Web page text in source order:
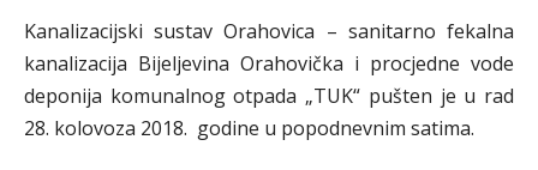
Kanalizacijski sustav Orahovica – sanitarno fekalna
kanalizacija Bijeljevina Orahovička i procjedne vode
deponija komunalnog otpada „TUK“ pušten je u rad
28. kolovoza 2018. godine u popodnevnim satima.